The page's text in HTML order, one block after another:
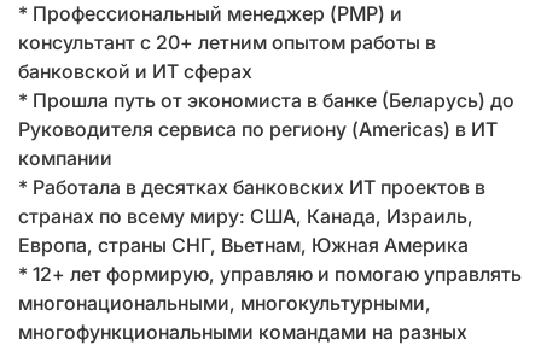
* Профессиональный менеджер (PMP) и
консультант с 20+ летним опытом работы в
банковской и ИТ сферах
* Прошла путь от экономиста в банке (Беларусь) до
Руководителя сервиса по региону (Americas) в ИТ
компании
* Работала в десятках банковских ИТ проектов в
странах по всему миру: США, Канада, Израиль,
Европа, страны СНГ, Вьетнам, Южная Америка
* 12+ лет формирую, управляю и помогаю управлять
многонациональными, многокультурными,
многофункциональными командами на разных